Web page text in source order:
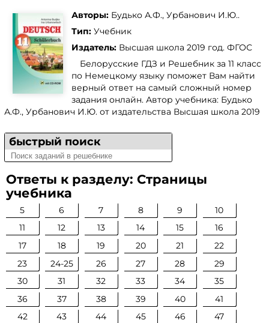
Авторы: Будько А.Ф., Урбанович И.Ю..
Тип: Учебник
Издатель: Высшая школа 2019 год. ФГОС
Белорусские ГДЗ и Решебник за 11 класс
по Немецкому языку поможет Вам найти
верный ответ на самый сложный номер
задания онлайн. Автор учебника: Будько
А.Ф., Урбанович И.Ю. от издательства Высшая школа 2019
быстрый поиск
Ответы к разделу: Страницы
учебника
5 6 7 8 9
10
11
12 13 14 15
16
17
18 19 20 21
22
23
24-25 26 27 28
29
30
31 32 33 34
35
36
37 38 39 40
41
42
43 44 45 46
47